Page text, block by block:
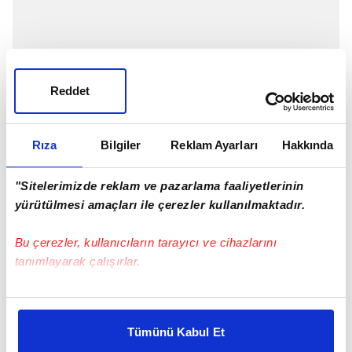
Rıza Bilgiler Reklam Ayarları Hakkında
"Sitelerimizde reklam ve pazarlama faaliyetlerinin
yürütülmesi amaçları ile çerezler kullanılmaktadır.
Bu çerezler, kullanıcıların tarayıcı ve cihazlarını
tanımlayarak çalışırlar.
Bu çerezlere izin vermeniz halinde sizlere özel
daha iyi reklam deneyimi yaşatabiliriz. Bunu yaparken
Tümünü Kabul Et
Reddet
Milliyet'in haberine göre, sarı-lacivertli
yönetim 30 yaşındaki kaleci için gelen